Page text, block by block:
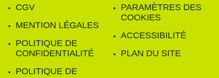
CGV
MENTION LÉGALES
POLITIQUE DE
CONFIDENTIALITÉ
POLITIQUE DE
PARAMÈTRES DES
COOKIES
ACCESSIBILITÉ
PLAN DU SITE